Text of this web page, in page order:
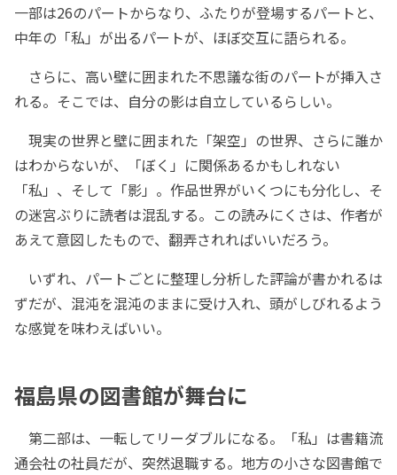
一部は26のパートからなり、ふたりが登場するパートと、
中年の「私」が出るパートが、ほぼ交互に語られる。
さらに、高い壁に囲まれた不思議な街のパートが挿入さ
れる。そこでは、自分の影は自立しているらしい。
現実の世界と壁に囲まれた「架空」の世界、さらに誰か
はわからないが、「ぼく」に関係あるかもしれない
「私」、そして「影」。作品世界がいくつにも分化し、そ
の迷宮ぶりに読者は混乱する。この読みにくさは、作者が
あえて意図したもので、翻弄されればいいだろう。
いずれ、パートごとに整理し分析した評論が書かれるは
ずだが、混沌を混沌のままに受け入れ、頭がしびれるよう
な感覚を味わえばいい。
福島県の図書館が舞台に
第二部は、一転してリーダブルになる。「私」は書籍流
通会社の社員だが、突然退職する。地方の小さな図書館で